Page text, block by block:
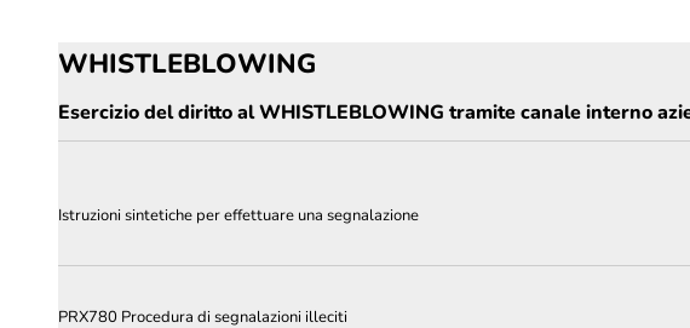
WHISTLEBLOWING
Esercizio del diritto al WHISTLEBLOWING tramite canale interno
Istruzioni sintetiche per effettuare una segnalazione
PRX780 Procedura di segnalazioni illeciti